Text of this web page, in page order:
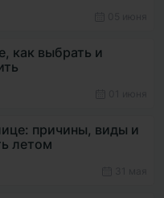
как выбрать и
причины, виды и
летом